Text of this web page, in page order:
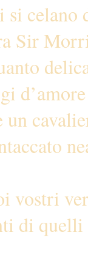
Sir
un
vostri
di